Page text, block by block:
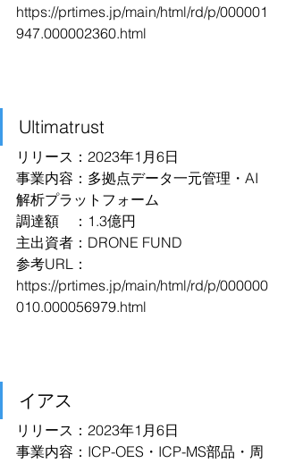
https://prtimes.jp/main/html/rd/p/000001
947.000002360.html
Ultimatrust
リリース：2023年1月6日
事業内容：多拠点データ一元管理・AI
解析プラットフォーム
調達額　：1.3億円
主出資者：DRONE FUND
参考URL：
https://prtimes.jp/main/html/rd/p/000000
010.000056979.html
イアス
リリース：2023年1月6日
事業内容：ICP-OES・ICP-MS部品・周